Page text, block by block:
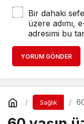
Bir dahaki
üzere adımı,
adresimi bu
YORUM GÖNDER
Sağlık